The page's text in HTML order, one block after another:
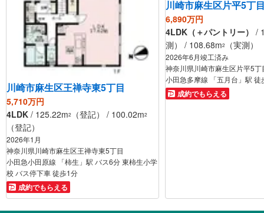
川崎市麻生区王禅寺東5丁目
5,710万円
4LDK / 125.22m2 （登記） / 100.02m2
（登記）
2026年1月
神奈川県川崎市麻生区王禅寺東5丁目
小田急小田原線 「柿生」駅 バス6分 東柿生小学
校 バス停下車 徒歩1分
成約でもらえる
川崎市麻生区片平5丁
6,890万円
4LDK（＋パントリー） /
測） / 108.68m2 （実測）
2026年6月竣工済み
神奈川県川崎市麻生区片平5丁
小田急多摩線 「五月台」駅 徒
成約でもらえる